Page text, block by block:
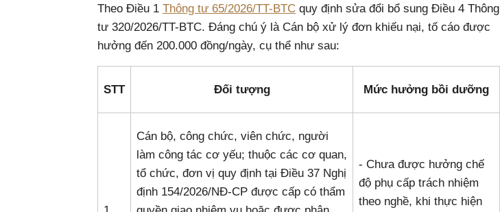
Theo Điều 1 Thông tư 65/2026/TT-BTC quy định sửa đổi bổ sung Điều 4 Thông
tư 320/2026/TT-BTC. Đáng chú ý là Cán bộ xử lý đơn khiếu nại, tố cáo được
hưởng đến 200.000 đồng/ngày, cụ thể như sau:
STT Đối tượng Mức hưởng bồi dưỡng
Cán bộ, công chức, viên chức, người
làm công tác cơ yếu; thuộc các cơ quan,
tổ chức, đơn vị quy định tại Điều 37 Nghị
định 154/2026/NĐ-CP được cấp có thẩm
- Chưa được hưởng chế
độ phụ cấp trách nhiệm
theo nghề, khi thực hiện